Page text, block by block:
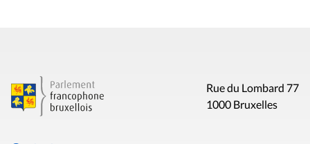
Rue du Lombard 77
1000 Bruxelles